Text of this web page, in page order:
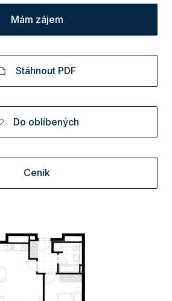
Mám zájem
Stáhnout PDF
Do oblíbených
Ceník